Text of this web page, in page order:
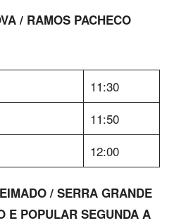
/ RAMOS PACHECO
11:30
11:50
12:00
/ SERRA GRANDE
E POPULAR SEGUNDA A